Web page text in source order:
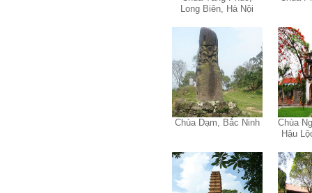
Long Biên, Hà Nội
Chùa Dạm, Bắc Ninh
Chùa
Hậu